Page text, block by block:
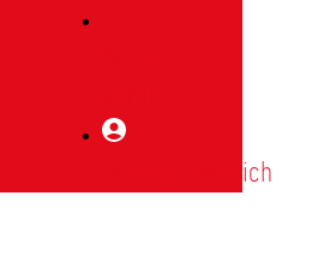
Mitgliederbereich